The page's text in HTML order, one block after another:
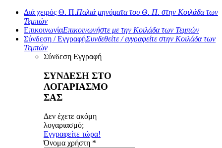
Διά χειρός Θ. Π.Παλιά μηνύματα του Θ. Π. στην Κοιλάδα των
Τεμπών
ΕπικοινωνίαΕπικοινωνήστε με την Κοιλάδα των Τεμπών
Σύνδεση / ΕγγραφήΣυνδεθείτε / εγγραφείτε στην Κοιλάδα των
Τεμπών
Σύνδεση Εγγραφή
ΣΥΝΔΕΣΗ ΣΤΟ
ΛΟΓΑΡΙΑΣΜΟ
ΣΑΣ
Δεν έχετε ακόμη
λογαριασμό;
Εγγραφείτε τώρα!
Όνομα χρήστη *